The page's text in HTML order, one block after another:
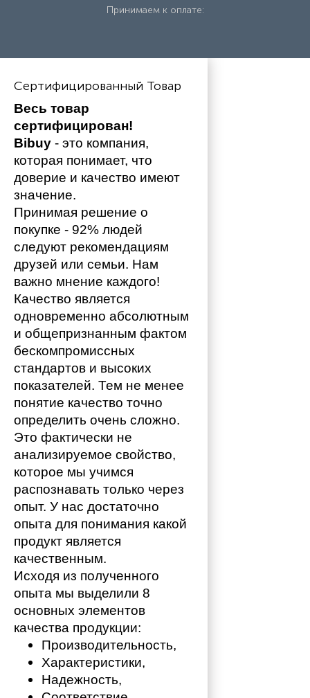
Принимаем к оплате:
Сертифицированный Товар
Весь товар
сертифицирован!
Bibuy - это компания,
которая понимает, что
доверие и качество имеют
значение.
Принимая решение о
покупке - 92% людей
следуют рекомендациям
друзей или семьи. Нам
важно мнение каждого!
Качество является
одновременно абсолютным
и общепризнанным фактом
бескомпромиссных
стандартов и высоких
показателей. Тем не менее
понятие качество точно
определить очень сложно.
Это фактически не
анализируемое свойство,
которое мы учимся
распознавать только через
опыт. У нас достаточно
опыта для понимания какой
продукт является
качественным.
Исходя из полученного
опыта мы выделили 8
основных элементов
качества продукции:
Производительность,
Характеристики,
Надежность,